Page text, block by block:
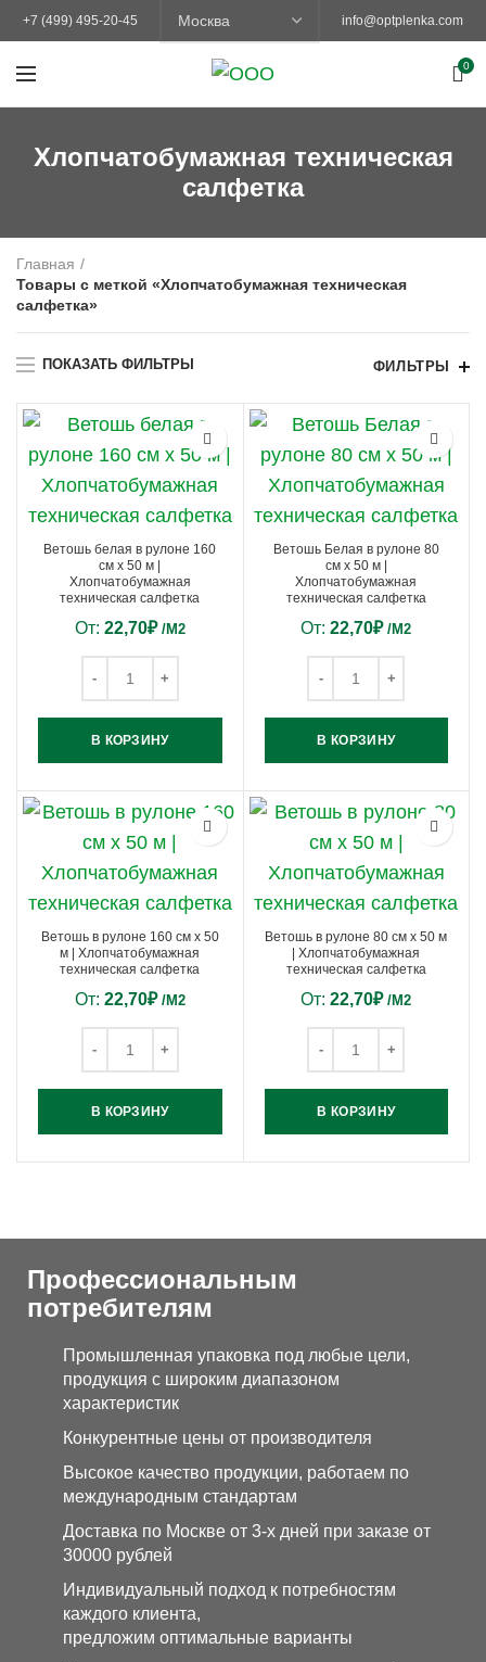
+7 (499) 495-20-45 info@optplenka.com
0
Хлопчатобумажная техническая
салфетка
Главная
Товары с меткой «Хлопчатобумажная техническая
салфетка»
ПОКАЗАТЬ ФИЛЬТРЫ ФИЛЬТРЫ
Ветошь белая в рулоне 160
см х 50 м |
Хлопчатобумажная
техническая салфетка
От: 22,70₽ /М2
В КОРЗИНУ
Ветошь Белая в рулоне 80
см х 50 м |
Хлопчатобумажная
техническая салфетка
От:22,70₽ /М2
В КОРЗИНУ
Ветошь в рулоне 160 см х 50
м | Хлопчатобумажная
техническая салфетка
От: 22,70₽ /М2
В КОРЗИНУ
Ветошь в рулоне 80 см х 50 м
| Хлопчатобумажная
техническая салфетка
От:22,70₽ /М2
В КОРЗИНУ
Профессиональным
потребителям
Промышленная упаковка под любые цели,
продукция с широким диапазоном
характеристик
Конкурентные цены от производителя
Высокое качество продукции, работаем по
международным стандартам
Доставка по Москве от 3-х дней при заказе от
30000 рублей
Индивидуальный подход к потребностям
каждого клиента,
предложим оптимальные варианты